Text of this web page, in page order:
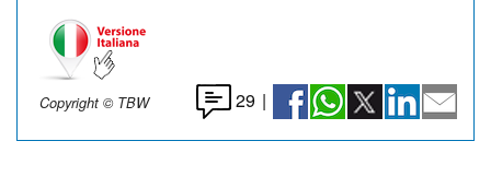
Copyright © TBW 29 |